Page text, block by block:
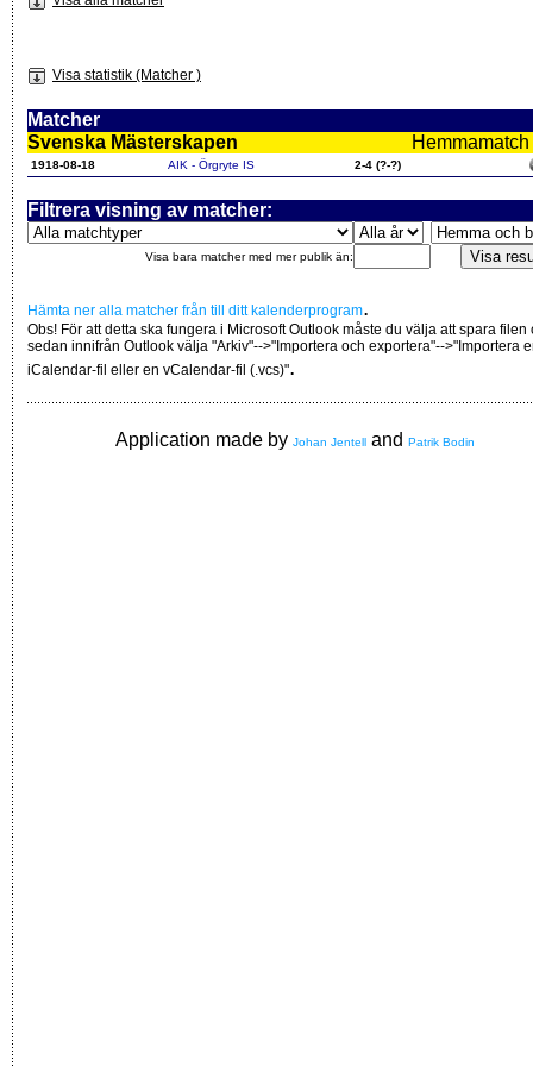
Visa statistik (Matcher )
Matcher
Svenska Mästerskapen
1918-08-18 AIK - Örgryte IS 2-4 (?-?)
Filtrera visning av matcher:
Visa bara matcher med mer publik än:
Hämta ner alla matcher från till ditt kalenderprogram.
Obs! För att detta ska fungera i Microsoft Outlook måste du välja att spara filen
sedan innifrån Outlook välja "Arkiv"-->"Importera och exportera"-->"Importera
iCalendar-fil eller en vCalendar-fil (.vcs)".
Application made by Johan Jentell and Patrik Bodin